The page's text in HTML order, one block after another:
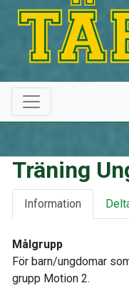
Träning
Information
Målgrupp
För barn/ungdomar
grupp Motion 2.